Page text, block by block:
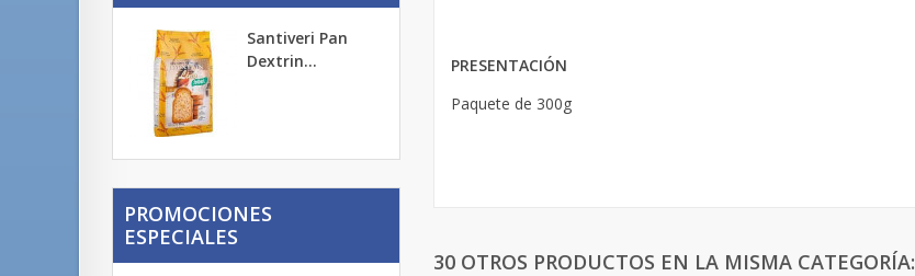
Santiveri Pan
Dextrin...
PROMOCIONES
ESPECIALES
PRESENTACIÓN
Paquete de 300g
30 OTROS PRODUCTOS EN LA MISMA CATEGORÍA: